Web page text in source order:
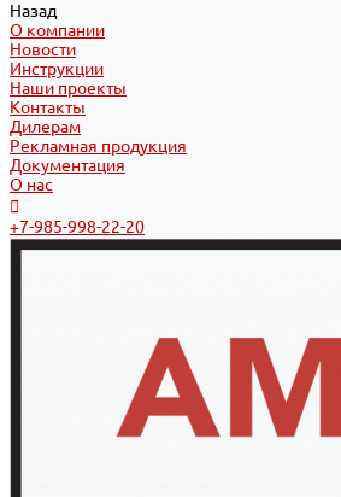
Назад
О компании
Новости
Инструкции
Наши проекты
Контакты
Дилерам
Рекламная продукция
Документация
О нас
+7-985-998-22-20